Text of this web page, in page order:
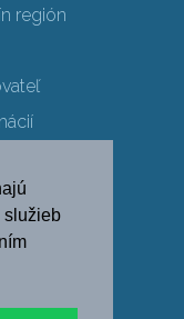
služieb
región
PL